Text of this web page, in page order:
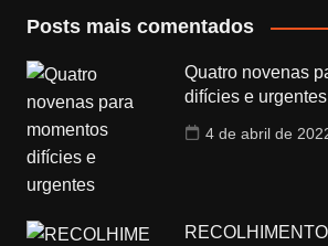
Posts mais comentados
Quatro novenas
difícies e urgentes
4 de abril de